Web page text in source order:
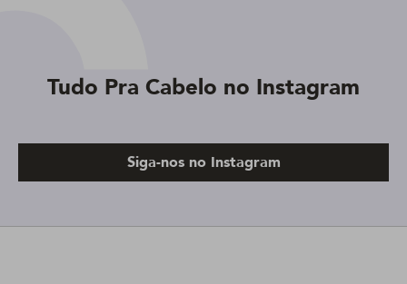
Tudo Pra Cabelo no Instagram
Siga-nos no Instagram